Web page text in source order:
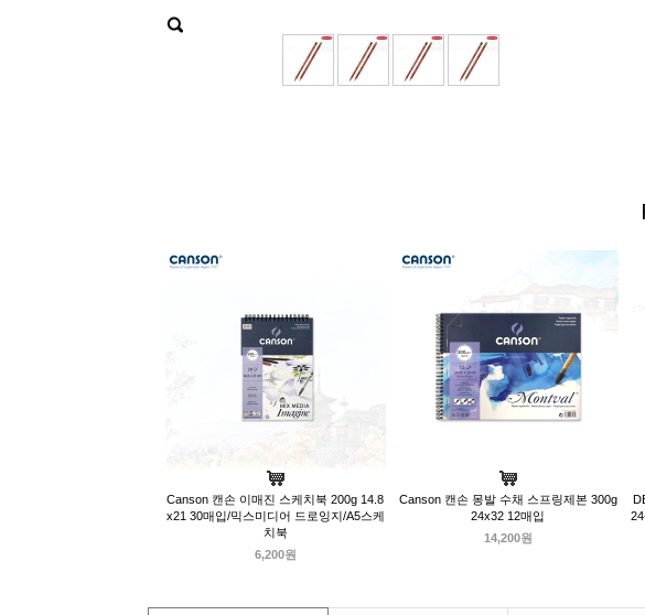
Canson 캔손 이매진 스케치북 200g 14.8
x21 30매입/믹스미디어 드로잉지/A5스케
치북
6,200원
Canson 캔손 몽발 수채 스프링제본 300g
24x32 12매입
14,200원